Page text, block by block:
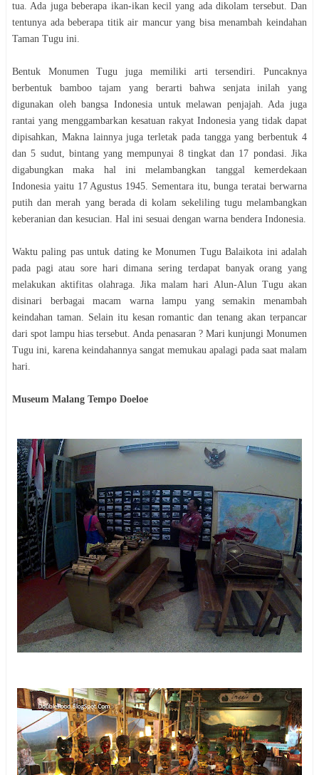
tua. Ada juga beberapa ikan-ikan kecil yang ada dikolam tersebut. Dan
tentunya ada beberapa titik air mancur yang bisa menambah keindahan
Taman Tugu ini.
Bentuk Monumen Tugu juga memiliki arti tersendiri. Puncaknya
berbentuk bamboo tajam yang berarti bahwa senjata inilah yang
digunakan oleh bangsa Indonesia untuk melawan penjajah. Ada juga
rantai yang menggambarkan kesatuan rakyat Indonesia yang tidak dapat
dipisahkan, Makna lainnya juga terletak pada tangga yang berbentuk 4
dan 5 sudut, bintang yang mempunyai 8 tingkat dan 17 pondasi. Jika
digabungkan maka hal ini melambangkan tanggal kemerdekaan
Indonesia yaitu 17 Agustus 1945. Sementara itu, bunga teratai berwarna
putih dan merah yang berada di kolam sekeliling tugu melambangkan
keberanian dan kesucian. Hal ini sesuai dengan warna bendera Indonesia.
Waktu paling pas untuk dating ke Monumen Tugu Balaikota ini adalah
pada pagi atau sore hari dimana sering terdapat banyak orang yang
melakukan aktifitas olahraga. Jika malam hari Alun-Alun Tugu akan
disinari berbagai macam warna lampu yang semakin menambah
keindahan taman. Selain itu kesan romantic dan tenang akan terpancar
dari spot lampu hias tersebut. Anda penasaran ? Mari kunjungi Monumen
Tugu ini, karena keindahannya sangat memukau apalagi pada saat malam
hari.
Museum Malang Tempo Doeloe